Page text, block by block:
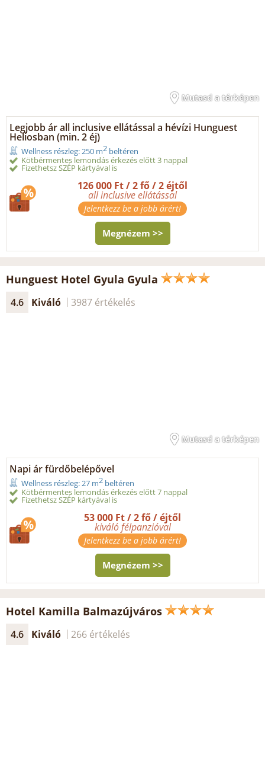
Mutasd a térképen
Legjobb ár all inclusive ellátással a hévízi Hunguest
Heliosban (min. 2 éj)
Wellness részleg: 250 m2 beltéren
Kötbérmentes lemondás érkezés előtt 3 nappal
Fizethetsz SZÉP kártyával is
126 000 Ft / 2 fő / 2 éjtől
all inclusive ellátással
Jelentkezz be a jobb árért!
Megnézem >>
Hunguest Hotel Gyula Gyula
4.6 Kiváló 3987 értékelés
Mutasd a térképen
Napi ár fürdőbelépővel
Wellness részleg: 27 m2 beltéren
Kötbérmentes lemondás érkezés előtt 7 nappal
Fizethetsz SZÉP kártyával is
53 000 Ft / 2 fő / éjtől
kiváló félpanzióval
Jelentkezz be a jobb árért!
Megnézem >>
Hotel Kamilla Balmazújváros
4.6 Kiváló 266 értékelés